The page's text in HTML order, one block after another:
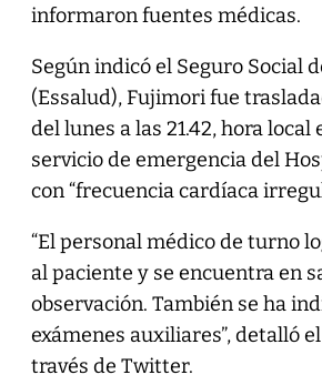
informaron fuentes médicas.
Según indicó el Seguro Social
(Essalud), Fujimori fue
del lunes a las 21.42, hora local
servicio de emergencia del
con “frecuencia cardíaca
“El personal médico de turno
al paciente y se encuentra en
observación. También se ha
exámenes auxiliares”, detalló
través de Twitter.